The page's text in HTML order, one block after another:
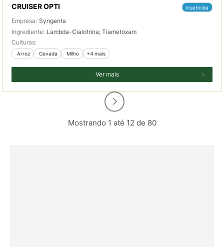
CRUISER OPTI Inseticida
Empresa: Syngenta
Ingrediente: Lambda-Cialotrina; Tiametoxam
Culturas:
Arroz Cevada Milho +4 mais
Ver mais
Mostrando 1 até 12 de 80